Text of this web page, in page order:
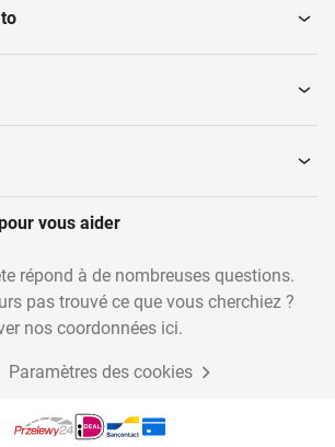
vous aider
répond à de nombreuses questions.
pas trouvé ce que vous cherchiez ?
nos coordonnées ici.
Paramètres des cookies